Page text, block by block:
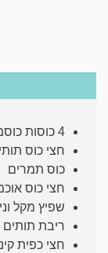
4 כוסות כוסמת מונבטת
חצי כוס
כוס תמרים
חצי כוס
שפיץ מקל
ריבת תותים חיה
חצי כפית